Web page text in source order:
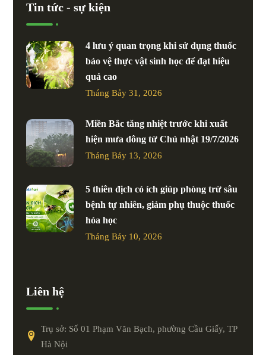
Tin tức - sự kiện
4 lưu ý quan trọng khi sử dụng thuốc
bảo vệ thực vật sinh học để đạt hiệu
quả cao
Tháng Bảy 31, 2026
Miền Bắc tăng nhiệt trước khi xuất
hiện mưa dông từ Chủ nhật 19/7/2026
Tháng Bảy 13, 2026
5 thiên địch có ích giúp phòng trừ sâu
bệnh tự nhiên, giảm phụ thuộc thuốc
hóa học
Tháng Bảy 10, 2026
Liên hệ
Trụ sở: Số 01 Phạm Văn Bạch, phường Cầu Giấy, TP
Hà Nội